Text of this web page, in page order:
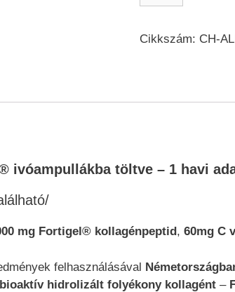
30
porcok
mennyiség
Cikkszám: CH-
ivóampullákba töltve – 1 havi
mg Fortigel® kollagénpeptid, 60mg C
felhasználásával
hidrolizált folyékony kollagént–